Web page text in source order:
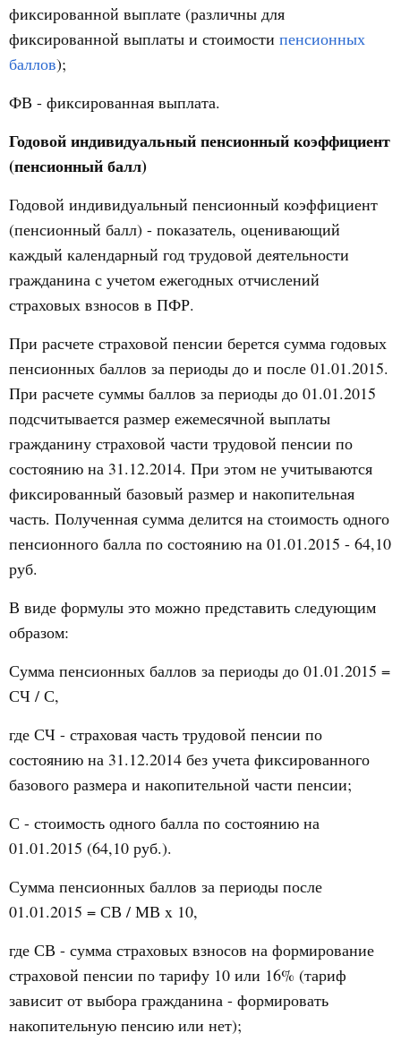
фиксированной выплате (различны для
фиксированной выплаты и стоимости пенсионных
баллов);
ФВ - фиксированная выплата.
Годовой индивидуальный пенсионный коэффициент
(пенсионный балл)
Годовой индивидуальный пенсионный коэффициент
(пенсионный балл) - показатель, оценивающий
каждый календарный год трудовой деятельности
гражданина с учетом ежегодных отчислений
страховых взносов в ПФР.
При расчете страховой пенсии берется сумма годовых
пенсионных баллов за периоды до и после 01.01.2015.
При расчете суммы баллов за периоды до 01.01.2015
подсчитывается размер ежемесячной выплаты
гражданину страховой части трудовой пенсии по
состоянию на 31.12.2014. При этом не учитываются
фиксированный базовый размер и накопительная
часть. Полученная сумма делится на стоимость одного
пенсионного балла по состоянию на 01.01.2015 - 64,10
руб.
В виде формулы это можно представить следующим
образом:
Сумма пенсионных баллов за периоды до 01.01.2015 =
СЧ / С,
где СЧ - страховая часть трудовой пенсии по
состоянию на 31.12.2014 без учета фиксированного
базового размера и накопительной части пенсии;
С - стоимость одного балла по состоянию на
01.01.2015 (64,10 руб.).
Сумма пенсионных баллов за периоды после
01.01.2015 = СВ / МВ x 10,
где СВ - сумма страховых взносов на формирование
страховой пенсии по тарифу 10 или 16% (тариф
зависит от выбора гражданина - формировать
накопительную пенсию или нет);